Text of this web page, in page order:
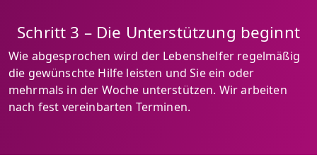
Schritt 3 – Die Unterstützung beginnt
Wie abgesprochen wird der Lebenshelfer regelmäßig
die gewünschte Hilfe leisten und Sie ein oder
mehrmals in der Woche unterstützen. Wir arbeiten
nach fest vereinbarten Terminen.